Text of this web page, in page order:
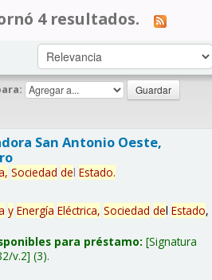
4 resultados.
San Antonio Oeste,
Sociedad del Estado.
y Energía Eléctrica, Sociedad del Estado,
para préstamo: Signatura
v.2 (3).